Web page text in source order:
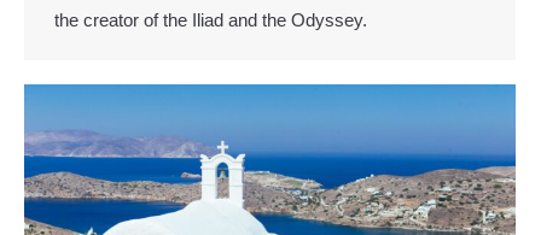
the creator of the Iliad and the Odyssey.